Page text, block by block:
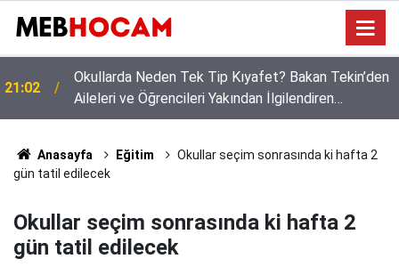
19:02
Okul Öncesi ve Sınıf Öğretmenleri Dikkat: İlk
Haftanın Yükü Sizin Omuzlarınızda!
Anasayfa Eğitim
Okullar seçim sonrasında ki hafta 2
gün tatil edilecek
Okullar seçim sonrasında ki hafta 2
gün tatil edilecek